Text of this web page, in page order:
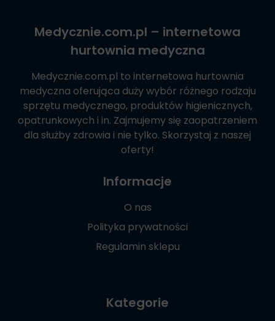
Medycznie.com.pl – internetowa
hurtownia medyczna
Medycznie.com.pl to internetowa hurtownia
medyczna oferująca duży wybór różnego rodzaju
sprzętu medycznego, produktów higienicznych,
opatrunkowych i in. Zajmujemy się zaopatrzeniem
dla służby zdrowia i nie tylko. Skorzystaj z naszej
oferty!
Informacje
O nas
Polityka prywatności
Regulamin sklepu
Kategorie